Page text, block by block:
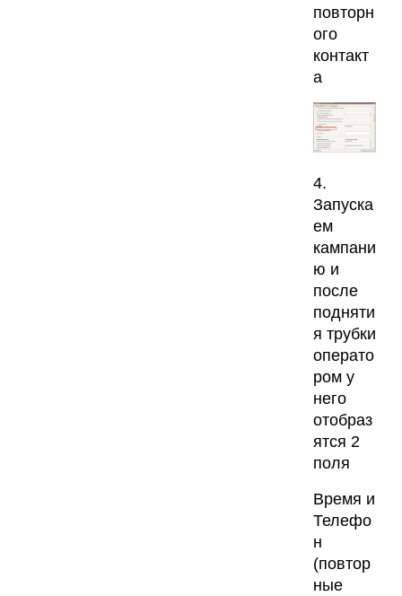
повторн
ого
контакт
а
4.
Запуска
ем
кампани
ю и
после
подняти
я трубки
операто
ром у
него
отобраз
ятся 2
поля
Время и
Телефо
н
(повтор
ные